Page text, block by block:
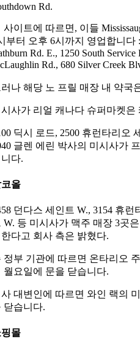
Rd.
사이트에 따르면, 이들
부터 오후 6시까지 영업합니다
Rd. E., 1250 South
Rd., 680 Silver Creek
나 해당 노 프릴 매장 내 약국
사가 리얼 캐나다 슈퍼마켓은
딕시 로드, 2500 휴런타리오
글렌 에린 박사의 미시사가
다.
올
던다스 세인트 W., 3154 휴
W. 등 미시사가 맥주 매장 3곳
다고 회사 측은 밝혔다.
정부 기관에 따르면 온타리오
월요일에 문을 닫습니다.
대변인에 따르면 와인 랙의
닫습니다.
몰